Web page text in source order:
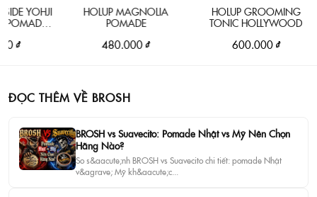
YOHJI
HOLUP MAGNOLIA
POMADE
480.000 ₫
HOLUP GROOMING
TONIC HOLLYWOOD
600.000 ₫
ĐỌC THÊM VỀ BROSH
BROSH vs Suavecito: Pomade Nhật vs Mỹ Nên Chọn
Hãng Nào?
So s&aacute;nh BROSH vs Suavecito chi tiết: pomade Nhật
v&agrave; Mỹ kh&aacute;c...